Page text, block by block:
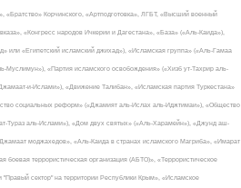
«Братство» Корчинского, «Артподготовка», ЛГБТ, «Высший военный
«Конгресс народов Ичкерии и Дагестана», «База» («Аль-Каида»),
или «Египетский исламский джихад»), «Исламская группа» («Аль-Гамаа
Муслимун»), «Партия исламского освобождения» («Хизб ут-Тахрир аль-
и-Ислами»), «Движение Талибан», «Исламская партия Туркестана»
социальных реформ» («Джамият аль-Ислах аль-Иджтимаи»), «Общество
Тураз аль-Ислами»), «Дом двух святых» («Аль-Харамейн»), «Джунд аш-
моджахедов», «Аль-Каида в странах исламского Магриба», «Имарат
боевая террористическая организация (АБТО)», «Террористическое
"Правый сектор" на территории Республики Крым», «Исламское